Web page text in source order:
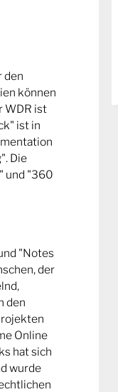
den
können
WDR ist
ist in
Die
und "360
"Notes
der
den
Online
hat sich
wurde